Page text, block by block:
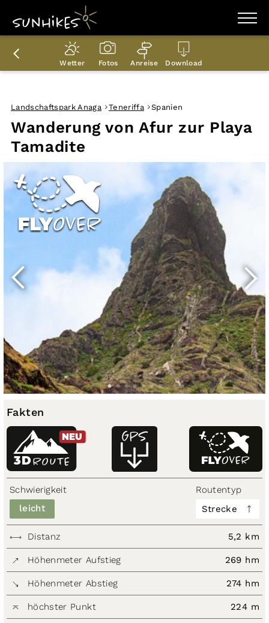
WANDERZIELE
WANDERUNGEN
ENTDECKEN
PLANER
Wetter Fotos Anreise Download
Wanderung von Afur zur Playa
Tamadite
Landschaftspark Anaga Teneriffa Spanien
Fakten
ROUTE
3D
NEU
Schwierigkeit
leicht
Routentyp
Strecke
Distanz 5,2 km
Höhenmeter Aufstieg 269 hm
Höhenmeter Abstieg 274 hm
höchster Punkt 224 m